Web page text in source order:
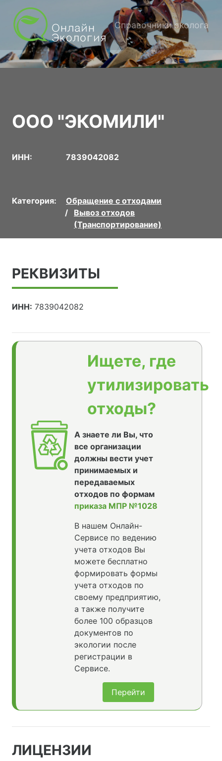
Справочники эколога
ООО "ЭКОМИЛИ"
ИНН: 7839042082
Категория:
Обращение с отходами
Вывоз отходов
(Транспортирование)
РЕКВИЗИТЫ
ИНН: 7839042082
Ищете, где
утилизировать
отходы?
А знаете ли Вы, что
все организации
должны вести учет
принимаемых и
передаваемых
отходов по формам
приказа МПР №1028
В нашем Онлайн-
Сервисе по ведению
учета отходов Вы
можете бесплатно
формировать формы
учета отходов по
своему предприятию,
а также получите
более 100 образцов
документов по
экологии после
регистрации в
Сервисе.
Перейти
ЛИЦЕНЗИИ